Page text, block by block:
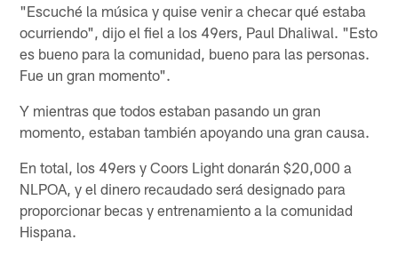
"Escuché la música y quise venir a checar qué estaba
ocurriendo", dijo el fiel a los 49ers, Paul Dhaliwal. "Esto
es bueno para la comunidad, bueno para las personas.
Fue un gran momento".
Y mientras que todos estaban pasando un gran
momento, estaban también apoyando una gran causa.
En total, los 49ers y Coors Light donarán $20,000 a
NLPOA, y el dinero recaudado será designado para
proporcionar becas y entrenamiento a la comunidad
Hispana.